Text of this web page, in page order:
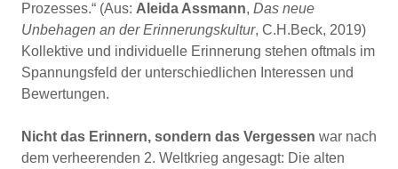
Prozesses.“ (Aus: Aleida Assmann, Das neue
Unbehagen an der Erinnerungskultur, C.H.Beck, 2019)
Kollektive und individuelle Erinnerung stehen oftmals im
Spannungsfeld der unterschiedlichen Interessen und
Bewertungen.
Nicht das Erinnern, sondern das Vergessen war nach
dem verheerenden 2. Weltkrieg angesagt: Die alten